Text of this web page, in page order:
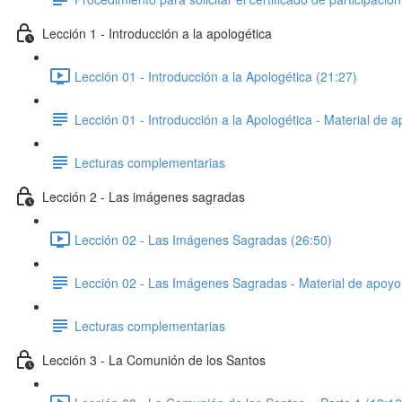
Lección 1 - Introducción a la apologética
Lección 01 - Introducción a la Apologética (21:27)
Lección 01 - Introducción a la Apologética - Material de
Lecturas complementarias
Lección 2 - Las imágenes sagradas
Lección 02 - Las Imágenes Sagradas (26:50)
Lección 02 - Las Imágenes Sagradas - Material de apoyo
Lecturas complementarias
Lección 3 - La Comunión de los Santos